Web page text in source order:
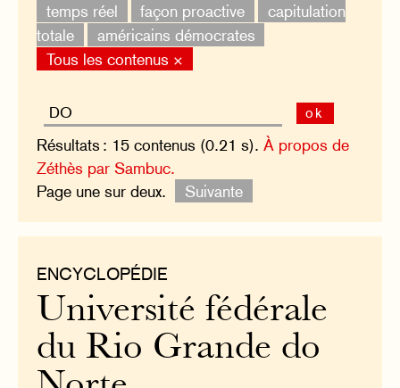
temps réel
façon proactive
capitulation
totale
américains démocrates
Tous les contenus ×
ok
Résultats : 15 contenus (0.21 s).À propos de
Zéthès par Sambuc.
Page une sur deux.
Suivante
ENCYCLOPÉDIE
Université fédérale
du Rio Grande do